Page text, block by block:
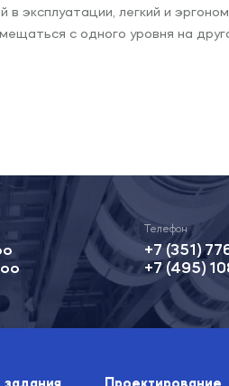
эксплуатации, легкий и
с одного уровня на
+7 (351)
+7 (495)